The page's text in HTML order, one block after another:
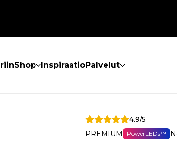
Shop InspiraatioPalvelut
4.9/5
PREMIUM
PowerLEDs™